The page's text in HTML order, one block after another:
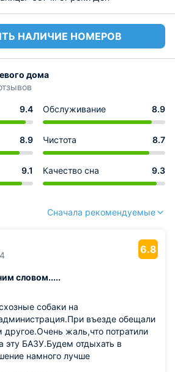
НАЛИЧИЕ НОМЕРОВ
дома
9.4 Обслуживание 8.9
8.9 Чистота 8.7
9.1 Качество сна 9.3
Сначала рекомендуемые
6.8
словом.....
собаки на
въезде обещали
жаль,что потратили
эту БАЗУ.Будем отдыхать в
намного лучше